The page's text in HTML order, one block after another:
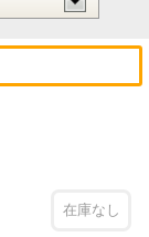
在庫なし